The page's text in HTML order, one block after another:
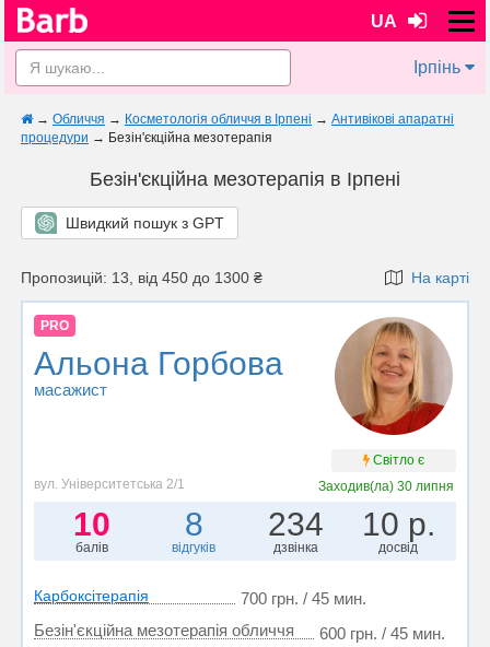
UA
Ірпінь
→ Обличчя → Косметологія обличчя в Ірпені → Антивікові апаратні
процедури → Безін'єкційна мезотерапія
Безін'єкційна мезотерапія в Ірпені
Швидкий пошук з GPT
Пропозицій: 13, від 450 до 1300 ₴ На карті
PRO
Альона Горбова
масажист
Світло є
вул. Університетська 2/1
Заходив(ла) 30 липня
10
балів
8
відгуків
234
дзвінка
10 р.
досвід
Карбоксітерапія
700 грн. / 45 мин.
Безін'єкційна мезотерапія обличчя
600 грн. / 45 мин.